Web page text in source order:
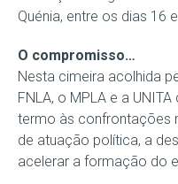
Quénia, entre os dias 16
O compromisso…
Nesta cimeira acolhida
FNLA, o MPLA e a
termo às confrontações
de atuação política, a
acelerar a formação do